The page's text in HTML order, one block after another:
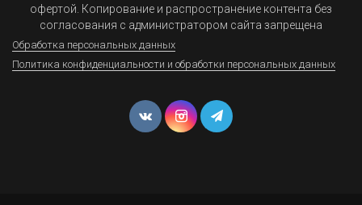
офертой. Копирование и распространение контента без
согласования с администратором сайта запрещена
Обработка персональных данных
Политика конфиденциальности и обработки персональных данных